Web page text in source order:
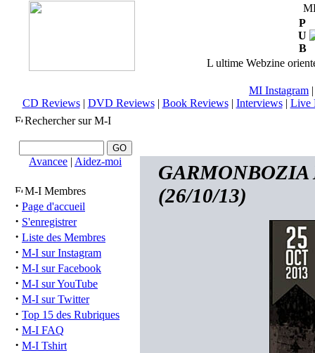
P
U
B
L ultime Webzine
MI Instagram
CD Reviews| DVD Reviews| Book Reviews| Interviews| Live
Rechercher sur M-I
Avancee | Aidez-moi
M-I Membres
· Page d'accueil
· S'enregistrer
· Liste des Membres
· M-I sur Instagram
· M-I sur Facebook
· M-I sur YouTube
· M-I sur Twitter
· Top 15 des Rubriques
· M-I FAQ
· M-I Tshirt
GARMONBOZIA
(26/10/13)